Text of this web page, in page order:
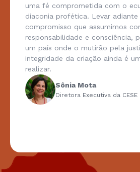
uma fé comprometida com o
diaconia profética. Levar adiante
compromisso que assumimos
responsabilidade e consciência,
um país onde o mutirão pela
integridade da criação ainda é
realizar.
Sônia Mota
Diretora Executiva da CESE